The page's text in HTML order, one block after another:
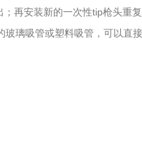
再安装新的一次性tip枪头重复
璃吸管或塑料吸管，可以直